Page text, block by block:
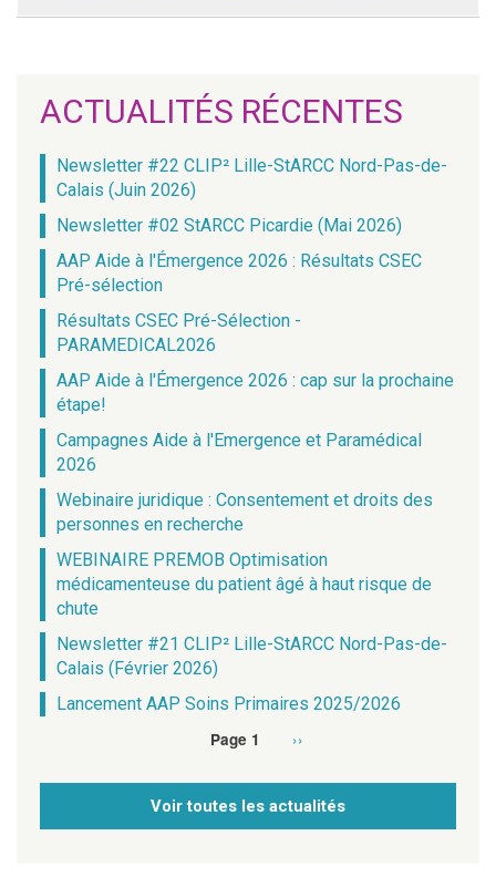
ACTUALITÉS RÉCENTES
Newsletter #22 CLIP² Lille-StARCC Nord-Pas-de-
Calais (Juin 2026)
Newsletter #02 StARCC Picardie (Mai 2026)
AAP Aide à l'Émergence 2026 : Résultats CSEC
Pré-sélection
Résultats CSEC Pré-Sélection -
PARAMEDICAL2026
AAP Aide à l'Émergence 2026 : cap sur la prochaine
étape!
Campagnes Aide à l'Emergence et Paramédical
2026
Webinaire juridique : Consentement et droits des
personnes en recherche
WEBINAIRE PREMOB Optimisation
médicamenteuse du patient âgé à haut risque de
chute
Newsletter #21 CLIP² Lille-StARCC Nord-Pas-de-
Calais (Février 2026)
Lancement AAP Soins Primaires 2025/2026
Page 1
Page
››
Voir toutes les actualités